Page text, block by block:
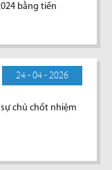
bằng tiền
24 - 04 - 2026
chủ chốt nhiệm